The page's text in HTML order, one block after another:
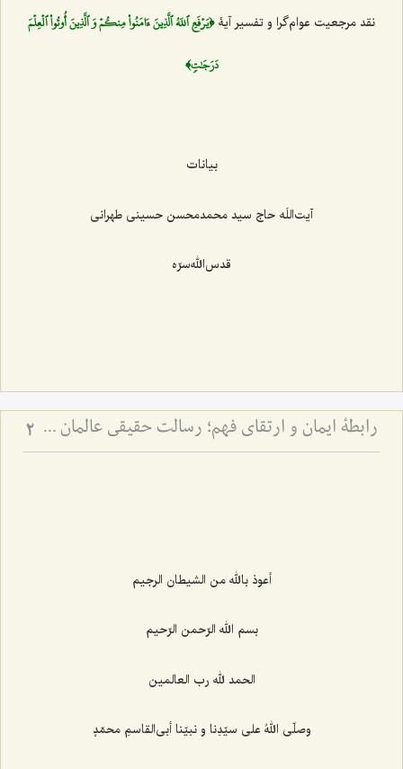
نقد مرجعیت عوام‌گرا و تفسیر آیۀ﴿يَرۡفَعِ ٱللَهُ ٱلَّذِينَ ءَامَنُواْ مِنكُمۡ وَ ٱلَّذِينَ أُوتُواْ ٱلۡعِلۡمَ
دَرَجَٰتٖ﴾
بیانات
آیت‌اللَه حاج سيد محمد‌محسن حسينی طهرانی
قدس‌الله‌سرّه
رابطۀ ایمان و ارتقای فهم؛ رسالت حقیقی عالمان دینی - نقد مرجعیت عوام‌گرا و تفسیر آیۀ ﴿يرفع الله الذين آمنوا منكم والذين اوتوا العلم درجت﴾ 2
أعوذ بالله من الشیطان الرجیم
بسم الله الرّحمن الرّحیم
الحمد لله رب العالمین
وصلّی اللهُ علی سیّدِنا و نبیّنا أبی‌القاسمِ محمّدٍ